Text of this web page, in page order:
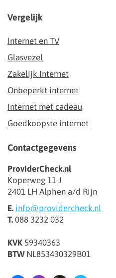
Contactgegevens
ProviderCheck.nl
Koperweg 11-J
2401 LH Alphen a/d Rijn
E. info@providercheck.nl
T. 088 3232 032
KVK 59340363
BTWNL853430329B01
Vergelijk
Internet en TV
Glasvezel
Zakelijk Internet
Onbeperkt internet
Internet met cadeau
Goedkoopste internet